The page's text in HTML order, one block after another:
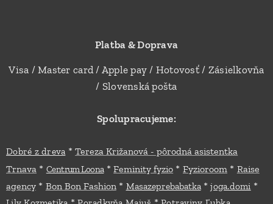
Platba & Doprava
Visa / Master card / Apple pay / Hotovosť / Zásielkovňa
/ Slovenská pošta
Spolupracujeme:
Dobré z dreva*Tereza Križanová - pôrodná asistentka
Trnava * Centrum Loona *Feminity fyzio * Fyzioroom* Raise
agency * Bon Bon Fashion* Masazeprebabatka*joga.domi *